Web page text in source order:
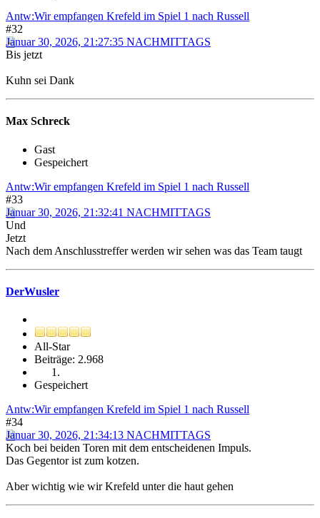
Antw:Wir empfangen Krefeld im Spiel 1 nach Russell
#32
Januar 30, 2026, 21:27:35 NACHMITTAGS
Bis jetzt
Kuhn sei Dank
Max Schreck
Gast
Gespeichert
Antw:Wir empfangen Krefeld im Spiel 1 nach Russell
#33
Januar 30, 2026, 21:32:41 NACHMITTAGS
Und
Jetzt
Nach dem Anschlusstreffer werden wir sehen was das Team taugt
DerWusler
All-Star
Beiträge: 2.968
Gespeichert
Antw:Wir empfangen Krefeld im Spiel 1 nach Russell
#34
Januar 30, 2026, 21:34:13 NACHMITTAGS
Koch bei beiden Toren mit dem entscheidenen Impuls.
Das Gegentor ist zum kotzen.
Aber wichtig wie wir Krefeld unter die haut gehen